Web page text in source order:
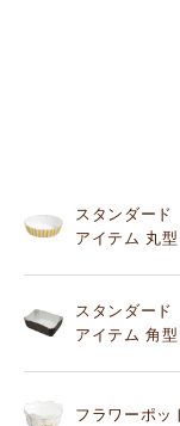
スタンダード
アイテム 丸型
スタンダード
アイテム 角型
フラワーポッ